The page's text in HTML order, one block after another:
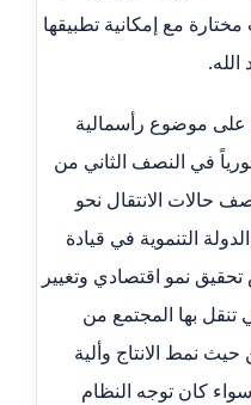
مختارة مع إمكانية تطبيقها
على موضوع رأسمالية
في النصف الثاني من
حالات الانتقال نحو
التنموية في قيادة
نمو اقتصادي وتغيير
تنقل بها المجتمع من
نمط الانتاج وألية
كان توجه النظام